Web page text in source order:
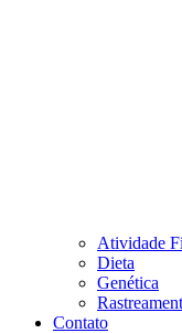
Atividade
Dieta
Genética
Contato